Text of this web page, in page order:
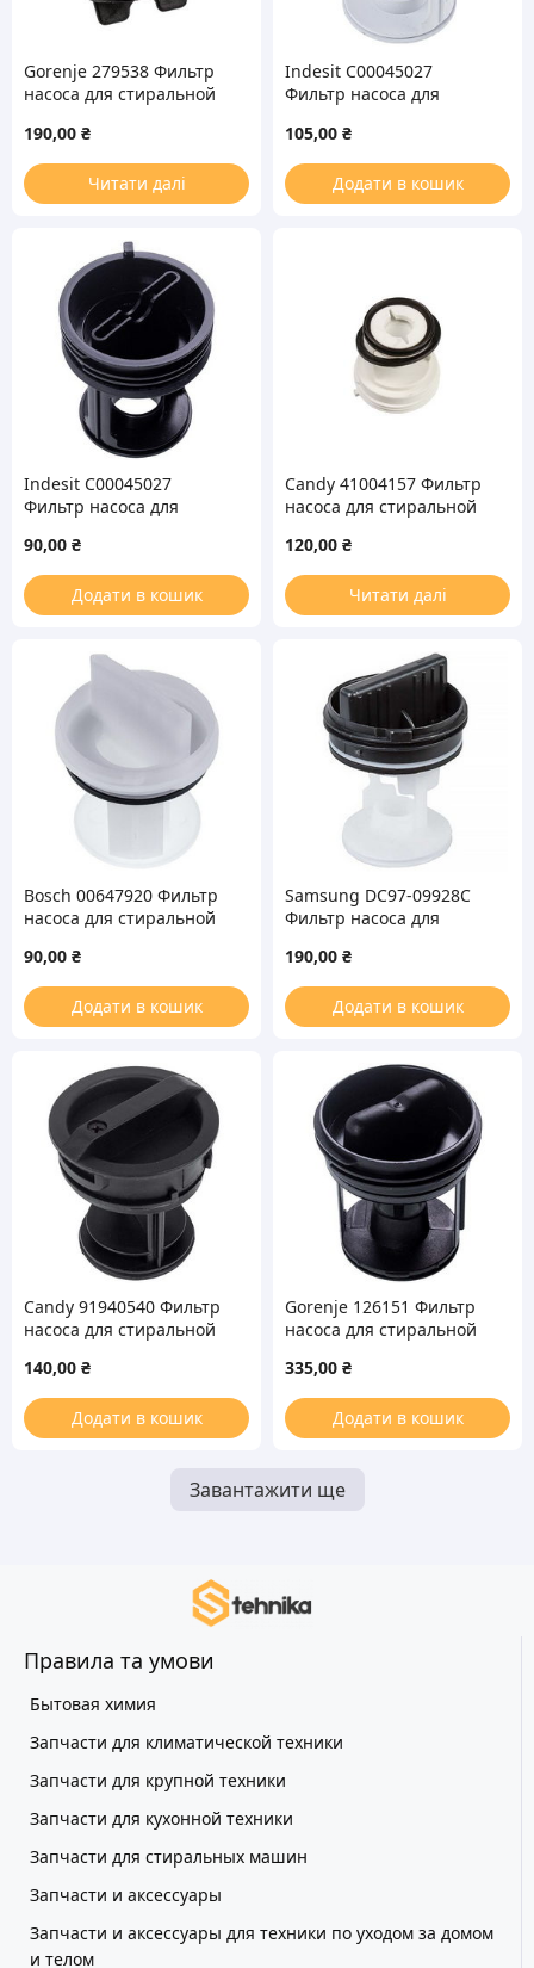
Gorenje 279538 Фильтр
насоса для стиральной
190,00 ₴
Читати далі
Indesit C00045027
Фильтр насоса для
105,00 ₴
Додати в кошик
Indesit C00045027
Фильтр насоса для
90,00 ₴
Додати в кошик
Candy 41004157 Фильтр
насоса для стиральной
120,00 ₴
Читати далі
Bosch 00647920 Фильтр
насоса для стиральной
90,00 ₴
Додати в кошик
Samsung DC97-09928C
Фильтр насоса для
190,00 ₴
Додати в кошик
Candy 91940540 Фильтр
насоса для стиральной
140,00 ₴
Додати в кошик
Gorenje 126151 Фильтр
насоса для стиральной
335,00 ₴
Додати в кошик
Завантажити ще
Правила та умови
Бытовая химия
Запчасти для климатической техники
Запчасти для крупной техники
Запчасти для кухонной техники
Запчасти для стиральных машин
Запчасти и аксессуары
Запчасти и аксессуары для техники по уходом за домом
и телом